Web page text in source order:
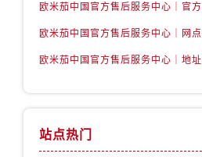
站点热门